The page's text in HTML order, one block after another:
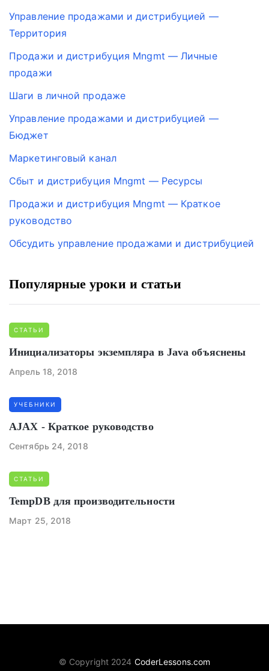
Управление продажами и дистрибуцией —
Территория
Продажи и дистрибуция Mngmt — Личные
продажи
Шаги в личной продаже
Управление продажами и дистрибуцией —
Бюджет
Маркетинговый канал
Сбыт и дистрибуция Mngmt — Ресурсы
Продажи и дистрибуция Mngmt — Краткое
руководство
Обсудить управление продажами и дистрибуцией
Популярные уроки и статьи
СТАТЬИ
Инициализаторы экземпляра в Java объяснены
Апрель 18, 2018
УЧЕБНИКИ
AJAX - Краткое руководство
Сентябрь 24, 2018
СТАТЬИ
TempDB для производительности
Март 25, 2018
© Copyright 2024 CoderLessons.com